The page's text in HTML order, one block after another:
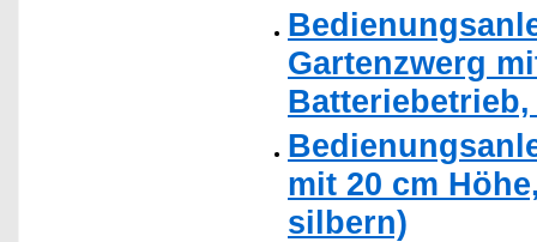
Gartenzwerg
mit 20 cm
silbern)